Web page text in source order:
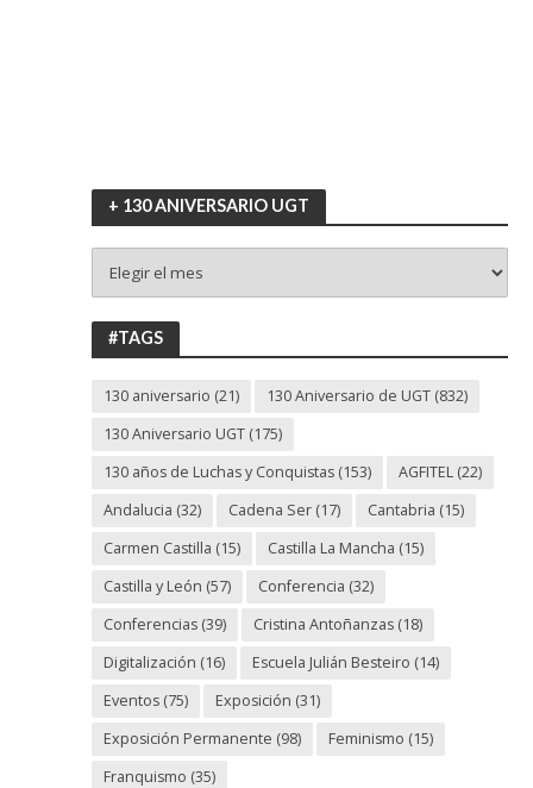
+ 130 ANIVERSARIO UGT
130
ANIVERSARIO
UGT
#TAGS
130 aniversario (21) 130 Aniversario de UGT(832)
130 Aniversario UGT(175)
130 años de Luchas y Conquistas(153) AGFITEL(22)
Andalucia (32) Cadena Ser(17) Cantabria (15)
Carmen Castilla (15) Castilla La Mancha (15)
Castilla y León (57) Conferencia (32)
Conferencias(39) Cristina Antoñanzas(18)
Digitalización (16) Escuela Julián Besteiro (14)
Eventos(75) Exposición (31)
Exposición Permanente (98) Feminismo (15)
Franquismo (35)